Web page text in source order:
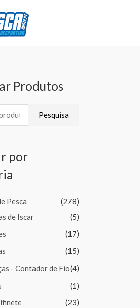
Produtos
Pesquisa
por
Pesca
(278)
de Iscar
(5)
(17)
(15)
- Contador de Fio(4)
(1)
(23)